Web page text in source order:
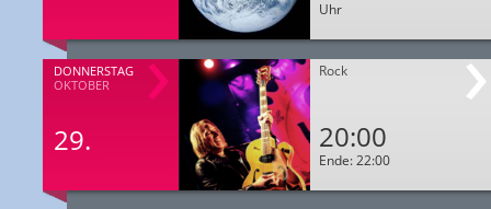
Uhr
DONNERSTAG
OKTOBER
29.
Rock
20:00
Ende: 22:00